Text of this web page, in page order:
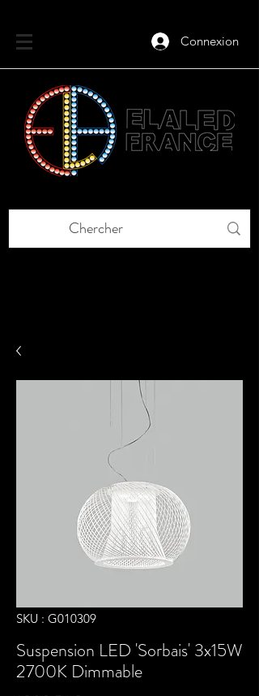
Connexion
SKU : G010309
Suspension LED 'Sorbais' 3x15W
2700K Dimmable